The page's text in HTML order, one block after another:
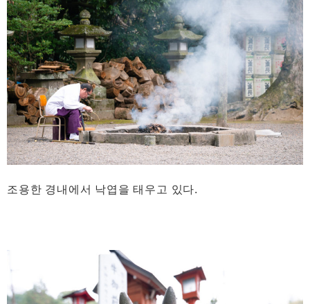
조용한 경내에서 낙엽을 태우고 있다.